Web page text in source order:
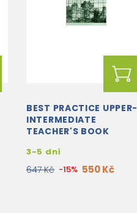
BEST PRACTICE UPPER-
INTERMEDIATE
TEACHER'S BOOK
3-5 dní
647 Kč -15% 550 Kč